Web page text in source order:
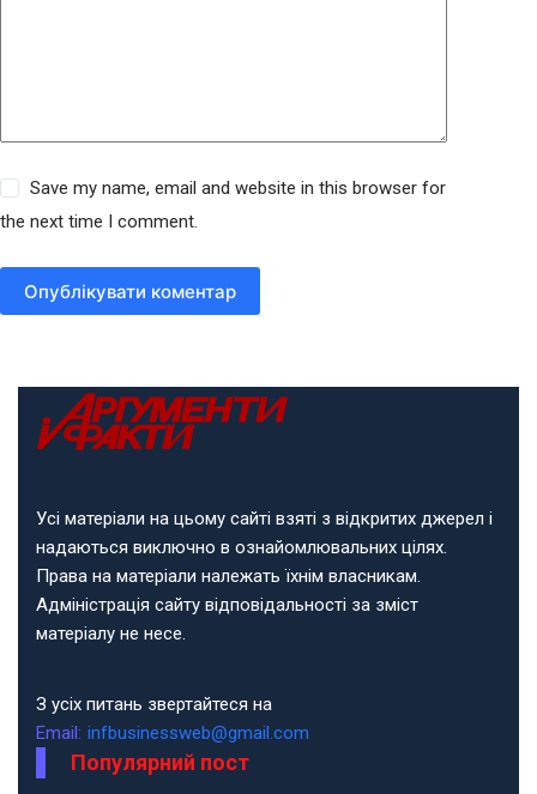
Save my name, email and website in this browser for
the next time I comment.
Опублікувати коментар
Усі матеріали на цьому сайті взяті з відкритих джерел і
надаються виключно в ознайомлювальних цілях.
Права на матеріали належать їхнім власникам.
Адміністрація сайту відповідальності за зміст
матеріалу не несе.
З усіх питань звертайтеся на
Email: infbusinessweb@gmail.com
Популярний пост